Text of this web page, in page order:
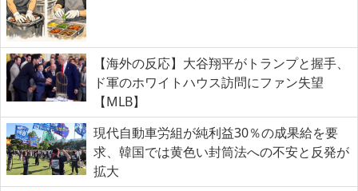
【海外の反応】大谷翔平がトランプと握手、
ド軍のホワイトハウス訪問にファン失望
【MLB】
現代自動車労組が純利益30％の成果給を要
求、韓国では黄色い封筒法への不安と反発が
拡大